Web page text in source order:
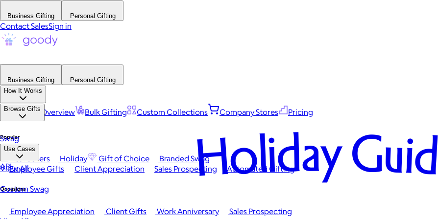
Business Gifting Personal Gifting
Contact SalesSign in
Business Gifting
Personal Gifting
How It Works
Platform Overview Bulk Gifting Custom Collections Company Stores Pricing
Browse Gifts
Popular
Best Sellers Holiday Gift of Choice
Branded Swag
View All
Occasions
Employee Appreciation Client Gifts Work Anniversary
Sales Prospecting
Swag
Use Cases
Employee Gifts Client Appreciation Sales Prospecting Automated Gifting
Custom Swag
API Holiday